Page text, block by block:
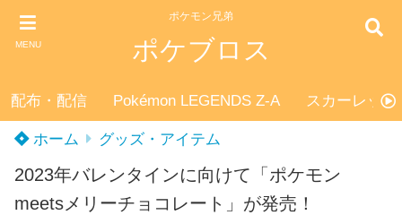
MENU
ポケモン兄弟
ポケブロス
配布・配信 Pokémon LEGENDS Z-A スカーレッ
ホーム グッズ・アイテム
2023年バレンタインに向けて「ポケモン
meetsメリーチョコレート」が発売！